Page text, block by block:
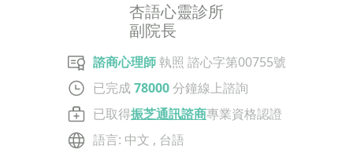
杏語心靈診所
副院長
諮商心理師執照 諮心字第00755號
已完成78000分鐘線上諮詢
已取得振芝通訊諮商專業資格認證
語言: 中文 , 台語